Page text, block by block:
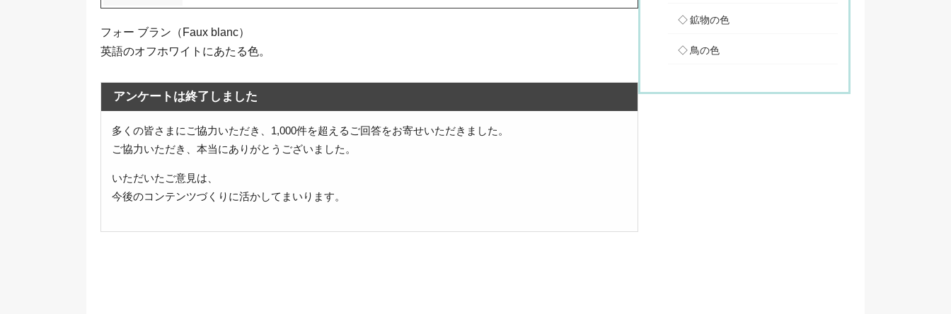
フォー ブラン（Faux blanc）
英語のオフホワイトにあたる色。
アンケートは終了しました
多くの皆さまにご協力いただき、1,000件を超えるご回答をお寄せいただきました。
ご協力いただき、本当にありがとうございました。
いただいたご意見は、
今後のコンテンツづくりに活かしてまいります。
鉱物の色
鳥の色